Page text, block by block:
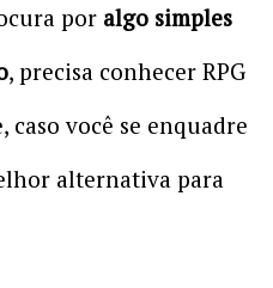
por algo simples
, precisa conhecer RPG
você se enquadre
alternativa para